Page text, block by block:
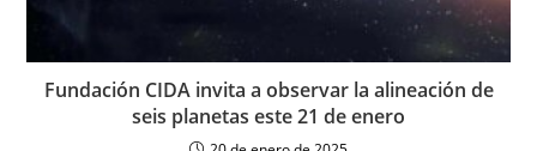
Fundación CIDA invita a observar la alineación de
seis planetas este 21 de enero